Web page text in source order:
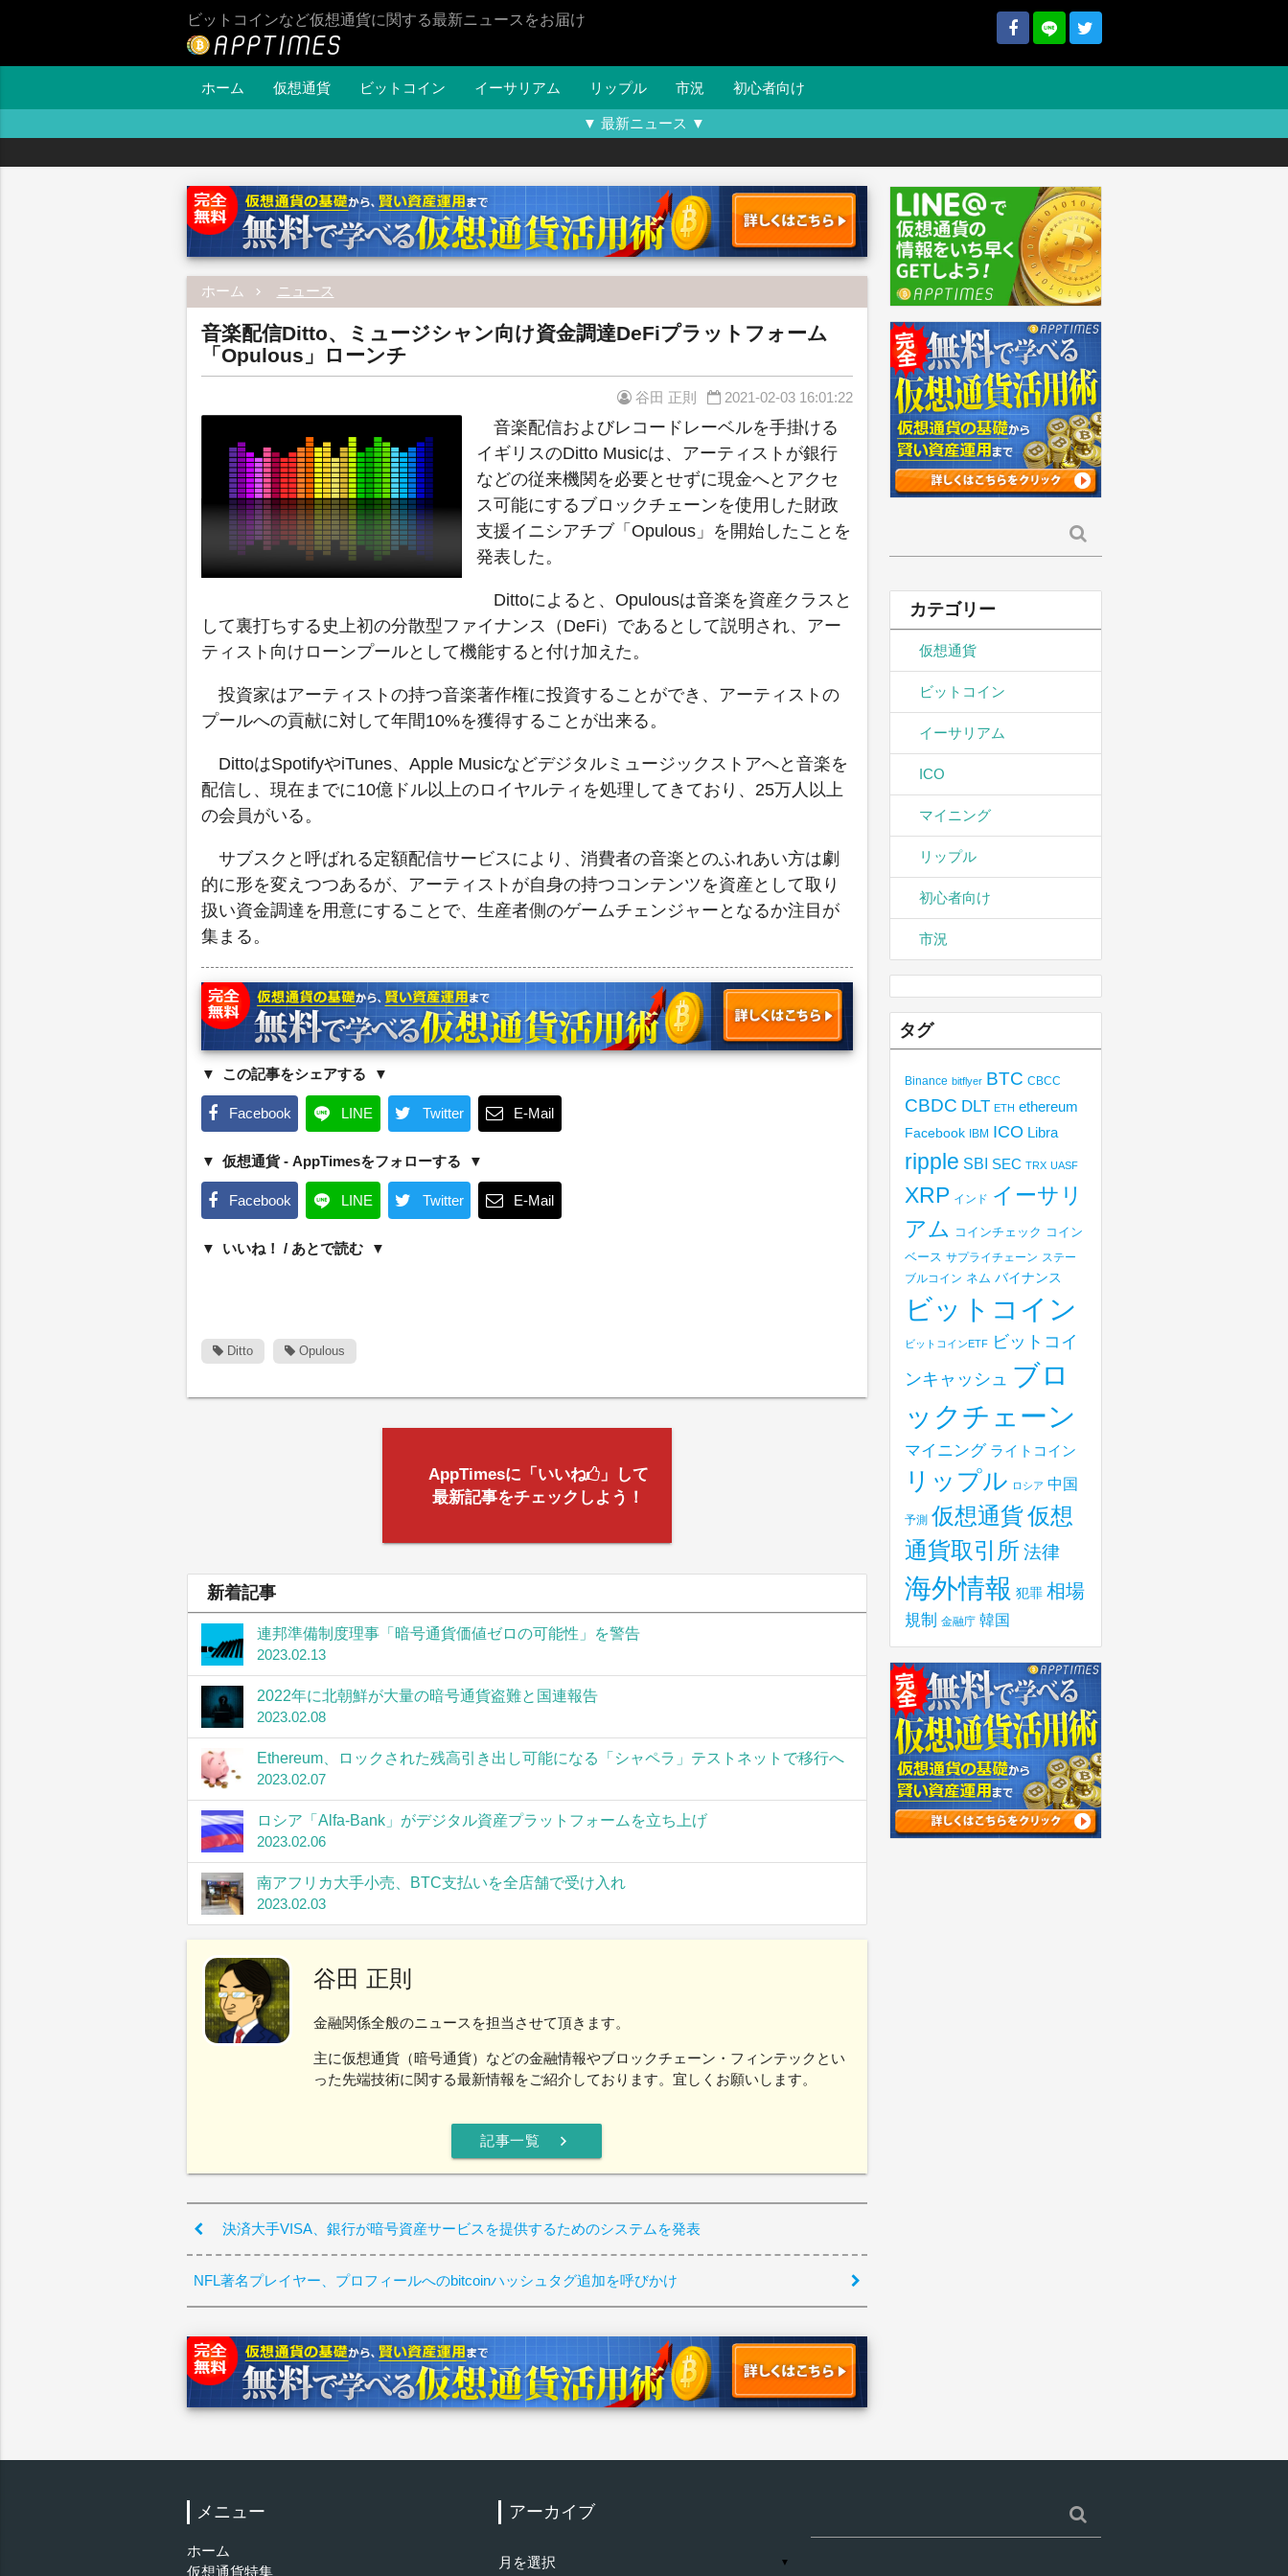
ビットコインなど仮想通貨に関する最新ニュースをお届け
ホーム 仮想通貨 ビットコイン イーサリアム リップル 市況 初心者向け
▼ 最新ニュース ▼
ホーム ニュース
音楽配信Ditto、ミュージシャン向け資金調達DeFiプラットフォーム
「Opulous」ローンチ
谷田 正則 2021-02-03 16:01:22
音楽配信およびレコードレーベルを手掛ける
イギリスのDitto Musicは、アーティストが銀行
などの従来機関を必要とせずに現金へとアクセ
ス可能にするブロックチェーンを使用した財政
支援イニシアチブ「Opulous」を開始したことを
発表した。
Dittoによると、Opulousは音楽を資産クラスと
して裏打ちする史上初の分散型ファイナンス（DeFi）であるとして説明され、アー
ティスト向けローンプールとして機能すると付け加えた。
投資家はアーティストの持つ音楽著作権に投資することができ、アーティストの
プールへの貢献に対して年間10%を獲得することが出来る。
DittoはSpotifyやiTunes、Apple Musicなどデジタルミュージックストアへと音楽を
配信し、現在までに10億ドル以上のロイヤルティを処理してきており、25万人以上
の会員がいる。
サブスクと呼ばれる定額配信サービスにより、消費者の音楽とのふれあい方は劇
的に形を変えつつあるが、アーティストが自身の持つコンテンツを資産として取り
扱い資金調達を用意にすることで、生産者側のゲームチェンジャーとなるか注目が
集まる。
この記事をシェアする
Facebook LINE Twitter E-Mail
仮想通貨 - AppTimesをフォローする
Facebook LINE Twitter E-Mail
いいね！ / あとで読む
Ditto Opulous
AppTimesに「いいね
」して
最新記事をチェックしよう！
新着記事
連邦準備制度理事「暗号通貨価値ゼロの可能性」を警告
2023.02.13
2022年に北朝鮮が大量の暗号通貨盗難と国連報告
2023.02.08
Ethereum、ロックされた残高引き出し可能になる「シャペラ」テストネットで移行へ
2023.02.07
ロシア「Alfa-Bank」がデジタル資産プラットフォームを立ち上げ
2023.02.06
南アフリカ大手小売、BTC支払いを全店舗で受け入れ
2023.02.03
谷田 正則
金融関係全般のニュースを担当させて頂きます。
主に仮想通貨（暗号通貨）などの金融情報やブロックチェーン・フィンテックとい
った先端技術に関する最新情報をご紹介しております。宜しくお願いします。
記事一覧 chevron_right
決済大手VISA、銀行が暗号資産サービスを提供するためのシステムを発表
NFL著名プレイヤー、プロフィールへのbitcoinハッシュタグ追加を呼びかけ
索:
カテゴリー
仮想通貨
ビットコイン
イーサリアム
ICO
マイニング
リップル
初心者向け
市況
タグ
Binance bitflyer BTC CBCC
CBDC DLT ETH ethereum
Facebook IBM ICO Libra
ripple SBI SEC TRX UASF
XRP インド イーサリ
アム コインチェック コイン
ベース サプライチェーン ステー
ブルコイン ネム バイナンス
ビットコイン
ビットコインETF
ビットコイ
ンキャッシュ ブロ
ックチェーン
マイニング ライトコイン
リップル ロシア 中国
予測 仮想通貨仮想
通貨取引所 法律
海外情報 犯罪 相場
規制 金融庁 韓国
メニュー
ホーム
仮想通貨特集
アーカイブ
ー
▼
索: